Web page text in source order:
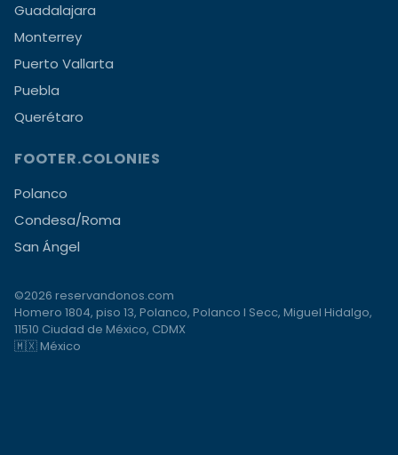
Guadalajara
Monterrey
Puerto Vallarta
Puebla
Querétaro
FOOTER.COLONIES
Polanco
Condesa/Roma
San Ángel
©2026 reservandonos.com
Homero 1804, piso 13, Polanco, Polanco I Secc, Miguel Hidalgo,
11510 Ciudad de México, CDMX
🇲🇽 México